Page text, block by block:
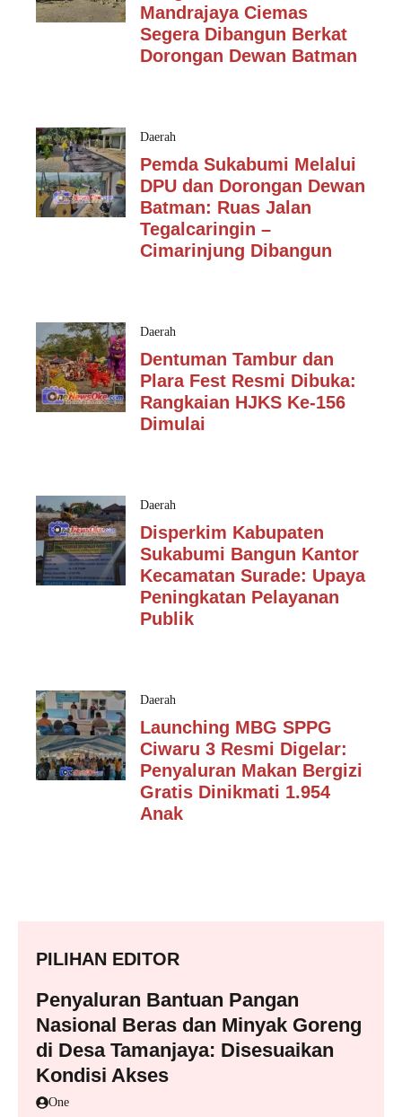
Mandrajaya Ciemas
Segera Dibangun Berkat
Dorongan Dewan Batman
Daerah
Pemda Sukabumi Melalui
DPU dan Dorongan Dewan
Batman: Ruas Jalan
Tegalcaringin –
Cimarinjung Dibangun
Daerah
Dentuman Tambur dan
Plara Fest Resmi Dibuka:
Rangkaian HJKS Ke-156
Dimulai
Daerah
Disperkim Kabupaten
Sukabumi Bangun Kantor
Kecamatan Surade: Upaya
Peningkatan Pelayanan
Publik
Daerah
Launching MBG SPPG
Ciwaru 3 Resmi Digelar:
Penyaluran Makan Bergizi
Gratis Dinikmati 1.954
Anak
PILIHAN EDITOR
Penyaluran Bantuan Pangan
Nasional Beras dan Minyak Goreng
di Desa Tamanjaya: Disesuaikan
Kondisi Akses
One